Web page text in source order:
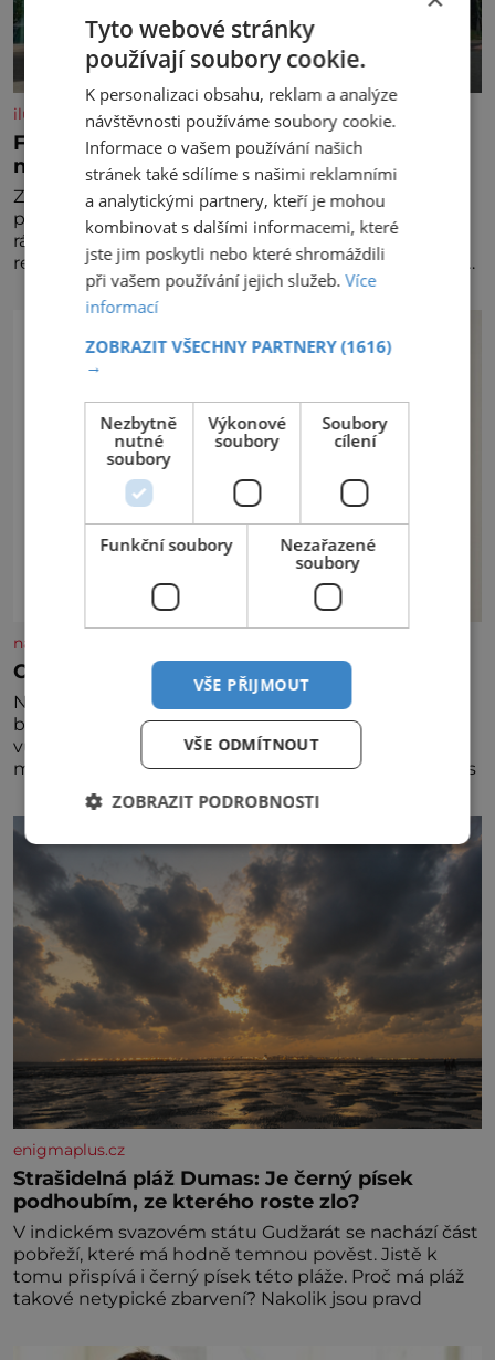
iluxus.cz
Ford dává český fotbal do pohybu. Stává se
novým partnerem FAČR
Značka Ford se od srpna 2026 stává novým
partnerem Fotbalové asociace České republiky. V
rámci tříleté spolupráce zajistí mobilitu asociace,
reprezentačních týmů i českého fotbalu v regionech.
nasehvezdy.cz
Osamělá herečka Syslová všechno vzdala?
Nedávno se povídalo, že má Dana Syslová (80)
blízkého přítele, který je jí oporou. Ale je to ještě
vůbec pravda? V posledních dnech čím dál častěji
mluví o svém odchodu. Dohnala ji snad samota? Půs
enigmaplus.cz
Strašidelná pláž Dumas: Je černý písek
podhoubím, ze kterého roste zlo?
V indickém svazovém státu Gudžarát se nachází část
pobřeží, které má hodně temnou pověst. Jistě k
tomu přispívá i černý písek této pláže. Proč má pláž
takové netypické zbarvení? Nakolik jsou pravd
Tyto webové stránky
používají soubory cookie.
K personalizaci obsahu, reklam a analýze
návštěvnosti používáme soubory cookie.
Informace o vašem používání našich
stránek také sdílíme s našimi reklamními
a analytickými partnery, kteří je mohou
kombinovat s dalšími informacemi, které
jste jim poskytli nebo které shromáždili
při vašem používání jejich služeb.Více
informací
ZOBRAZIT VŠECHNY PARTNERY(1616)
→
Nezbytně
nutné
soubory
Výkonové
soubory
Soubory
cílení
Funkční soubory
Nezařazené
soubory
VŠE PŘIJMOUT
VŠE ODMÍTNOUT
ZOBRAZIT PODROBNOSTI